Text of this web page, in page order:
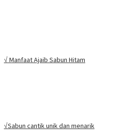
√ Manfaat Ajaib Sabun Hitam
√Sabun cantik unik dan menarik